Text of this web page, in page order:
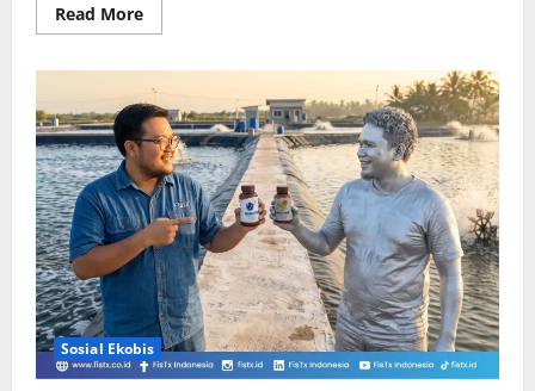
Read MoreRead
more
yang
Bisa
Dimulai
di
Usia
20-
an
Sosial Ekobis